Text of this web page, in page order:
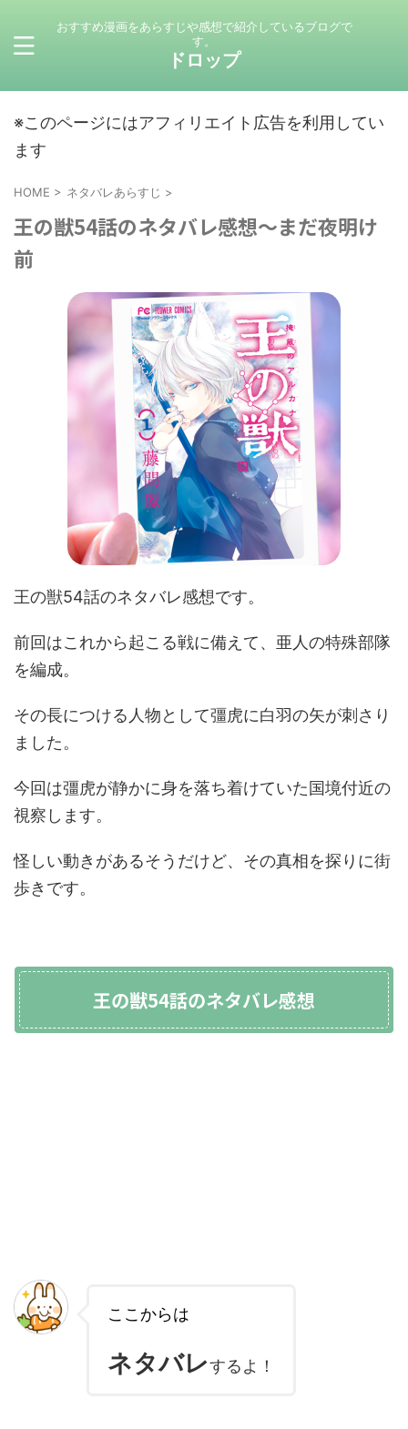
おすすめ漫画をあらすじや感想で紹介しているブログで
す。
ドロップ
※このページにはアフィリエイト広告を利用してい
ます
HOME > ネタバレあらすじ >
王の獣54話のネタバレ感想～まだ夜明け
前
王の獣54話のネタバレ感想です。
前回はこれから起こる戦に備えて、亜人の特殊部隊
を編成。
その長につける人物として彊虎に白羽の矢が刺さり
ました。
今回は彊虎が静かに身を落ち着けていた国境付近の
視察します。
怪しい動きがあるそうだけど、その真相を探りに街
歩きです。
王の獣54話のネタバレ感想
ここからは
ネタバレするよ！